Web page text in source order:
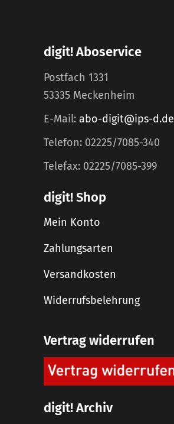
digit! Aboservice
Postfach 1331
53335 Meckenheim
E-Mail: abo-digit@ips-d.de
Telefon: 02225/7085-340
Telefax: 02225/7085-399
digit! Shop
Mein Konto
Zahlungsarten
Versandkosten
Widerrufsbelehrung
Vertrag widerrufen
digit! Archiv